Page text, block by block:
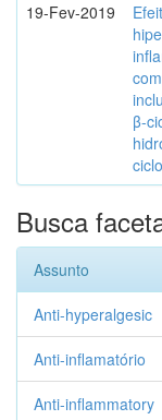
19-Fev-2019
β-
Busca
Assunto
Anti-hyperalgesic
Anti-inflamatório
Anti-inflammatory